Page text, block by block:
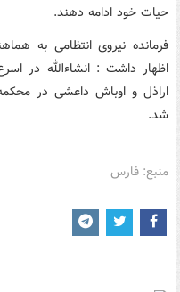
حیات خود ادامه دهند.
فرمانده نیروی انتظامی به
اظهار داشت : انشاءالله در
اراذل و اوباش داعشی در
شد.
منبع: فارس